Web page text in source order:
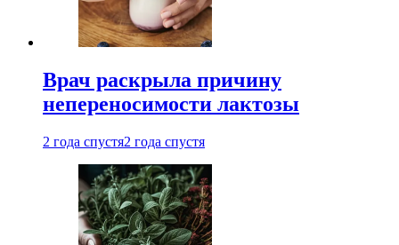
Врач раскрыла причину
непереносимости лактозы
2 года спустя2 года спустя